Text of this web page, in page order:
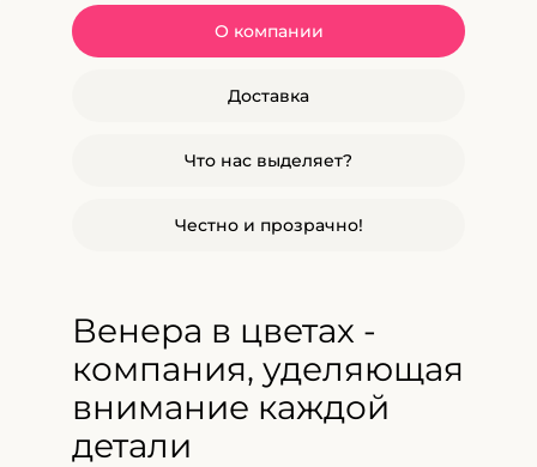
О компании
Доставка
Что нас выделяет?
Честно и прозрачно!
Венера в цветах -
компания, уделяющая
внимание каждой
детали